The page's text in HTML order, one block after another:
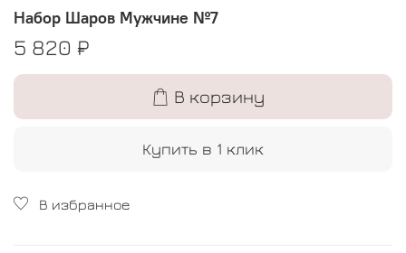
Набор Шаров Мужчине №7
5 820 ₽
В корзину
Купить в 1 клик
В избранное